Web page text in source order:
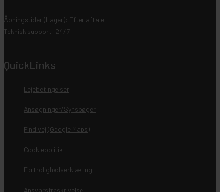
Åbningstider (Lager): Efter aftale
Teknisk support: 24/7
QuickLinks
Lejebetingelser
Ansøgninger/Synsbøger
Find vej (Google Maps)
Cookiepolitik
Fortrolighedserklæring
Ansvarsfraskrivelse